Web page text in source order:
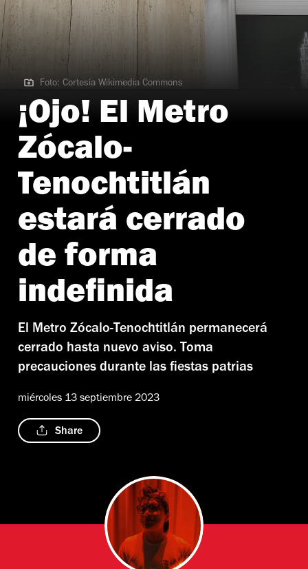
Foto: Cortesía Wikimedia Commons
Foto: Cortesía Wikimedia Commons
¡Ojo! El Metro
Zócalo-
Tenochtitlán
estará cerrado
de forma
indefinida
El Metro Zócalo-Tenochtitlán permanecerá
cerrado hasta nuevo aviso. Toma
precauciones durante las fiestas patrias
miércoles 13 septiembre 2023
Share